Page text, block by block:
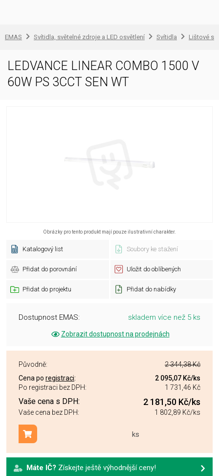
EMAS Svítidla, světelné zdroje a LED osvětlení Svítidla Lištové
LEDVANCE LINEAR COMBO 1500 V
60W PS 3CCT SEN WT
Obrázky pro tento produkt mají pouze ilustrativní charakter.
Katalogový list Soubory ke stažení
Přidat do porovnání Uložit do oblíbených
Přidat do projektu Přidat do nabídky
Dostupnost EMAS: skladem více než 5 ks
Zobrazit dostupnost na prodejnách
Původně:
2 344,38 Kč
Cena po registraci: 2 095,07 Kč/ks
Po registraci bez DPH:
1 731,46 Kč
Vaše cena s DPH: 2 181,50 Kč/ks
Vaše cena bez DPH: 1 802,89 Kč/ks
ks
Přidat do košíku
Máte IČ? Získejte ještě výhodnější ceny!